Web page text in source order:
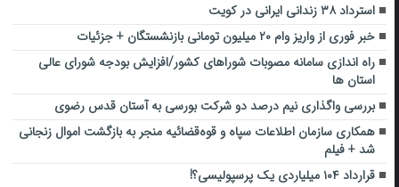
استرداد ۳۸ زندانی ایرانی در کویت
خبر فوری از واریز وام ۲۰ میلیون تومانی بازنشستگان + جزئیات
راه اندازی سامانه مصوبات شوراهای کشور/افزایش بودجه شورای عالی
استان ها
بررسی واگذاری نیم درصد دو شرکت بورسی به آستان قدس رضوی
همکاری سازمان اطلاعات سپاه و قوه‌قضائیه منجر به بازگشت اموال زنجانی
شد + فیلم
قرارداد ۱۰۴ میلیاردی یک پرسپولیسی؟!